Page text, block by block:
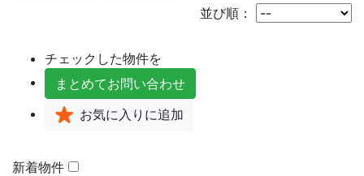
並び順：
チェックした物件を
まとめてお問い合わせ
お気に入り に追加
新着物件